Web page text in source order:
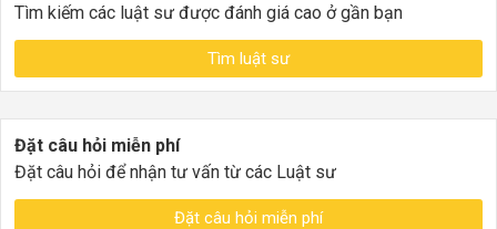
Tìm kiếm các luật sư được đánh giá cao ở gần bạn
Tìm luật sư
Đặt câu hỏi miễn phí
Đặt câu hỏi để nhận tư vấn từ các Luật sư
Đặt câu hỏi miễn phí